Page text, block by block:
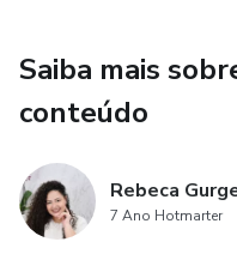
Saiba mais
conteúdo
Rebeca
7 Ano Hotmarter